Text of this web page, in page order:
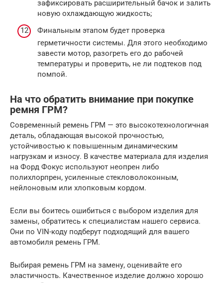
зафиксировать расширительный бачок и залить
новую охлаждающую жидкость;
Финальным этапом будет проверка
герметичности системы. Для этого необходимо
завести мотор, разогреть его до рабочей
температуры и проверить, не ли подтеков под
помпой.
На что обратить внимание при покупке
ремня ГРМ?
Современный ремень ГРМ — это высокотехнологичная
деталь, обладающая высокой прочностью,
устойчивостью к повышенным динамическим
нагрузкам и износу. В качестве материала для изделия
на Форд Фокус используют неопрен либо
полихлорпрен, усиленные стекловолоконным,
нейлоновым или хлопковым кордом.
Если вы боитесь ошибиться с выбором изделия для
замены, обратитесь к специалистам нашего сервиса.
Они по VIN-коду подберут подходящий для вашего
автомобиля ремень ГРМ.
Выбирая ремень ГРМ на замену, оценивайте его
эластичность. Качественное изделие должно хорошо